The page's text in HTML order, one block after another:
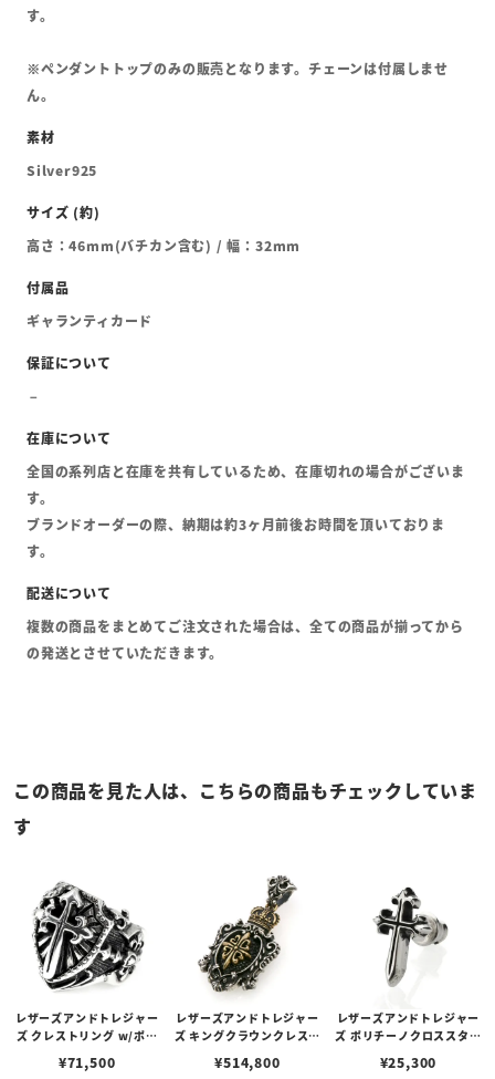
す。
※ペンダントトップのみの販売となります。チェーンは付属しませ
ん。
Silver925
高さ：46mm(バチカン含む) / 幅：32mm
ギャランティカード
全国の系列店と在庫を共有しているため、在庫切れの場合がございま
す。
ブランドオーダーの際、納期は約3ヶ月前後お時間を頂いておりま
す。
複数の商品をまとめてご注文された場合は、全ての商品が揃ってから
の発送とさせていただきます。
この商品を見た人は、こちらの商品もチェックしていま
す
レザーズアンドトレジャー
ズ クレストリング w/ポリ
¥71,500
レザーズアンドトレジャー
ズ キングクラウンクレスト
ローレンティンクロス＆ク
¥514,800
レザーズアンドトレジャー
ズ ポリチーノクロススタッ
¥25,300